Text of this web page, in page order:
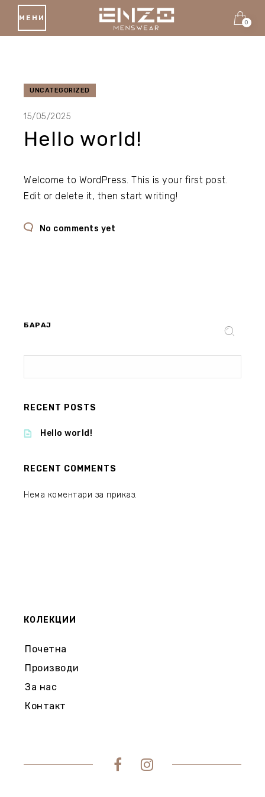
МЕНИ
0
UNCATEGORIZED
15/05/2025
Hello world!
Welcome to WordPress. This is your first post.
Edit or delete it, then start writing!
No comments yet
БАРАЈ
RECENT POSTS
Hello world!
RECENT COMMENTS
Нема коментари за приказ.
КОЛЕКЦИИ
Почетна
Производи
За нас
Контакт